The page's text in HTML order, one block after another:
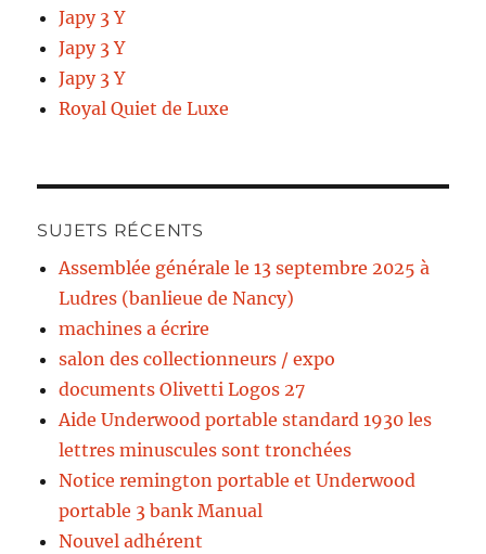
Japy 3 Y
Japy 3 Y
Japy 3 Y
Royal Quiet de Luxe
SUJETS RÉCENTS
Assemblée générale le 13 septembre 2025 à
Ludres (banlieue de Nancy)
machines a écrire
salon des collectionneurs / expo
documents Olivetti Logos 27
Aide Underwood portable standard 1930 les
lettres minuscules sont tronchées
Notice remington portable et Underwood
portable 3 bank Manual
Nouvel adhérent